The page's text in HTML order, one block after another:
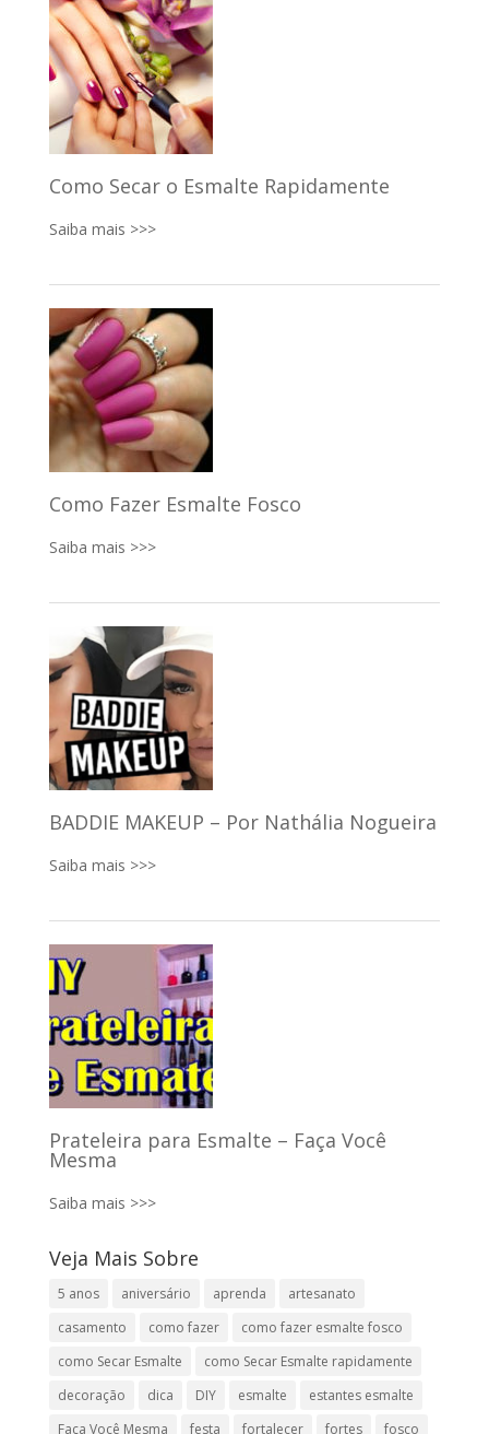
Como Secar o Esmalte Rapidamente
Saiba mais >>>
Como Fazer Esmalte Fosco
Saiba mais >>>
BADDIE MAKEUP – Por Nathália Nogueira
Saiba mais >>>
Prateleira para Esmalte – Faça Você
Mesma
Saiba mais >>>
Veja Mais Sobre
5 anos aniversário aprenda
artesanato
casamento
como fazer
como fazer esmalte fosco
como Secar Esmalte
como Secar Esmalte rapidamente
decoração
dica DIY esmalte
estantes esmalte
Faça Você Mesma
festa fortalecer fortes fosco